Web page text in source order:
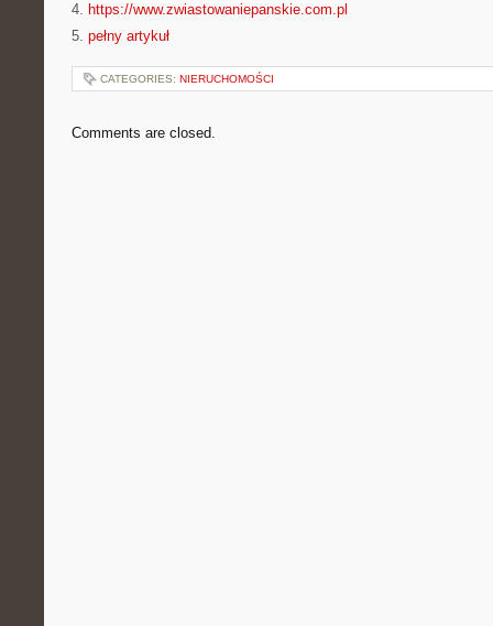
4. https://www.zwiastowaniepanskie.com.pl
5. pełny artykuł
CATEGORIES: NIERUCHOMOŚCI
Comments are closed.